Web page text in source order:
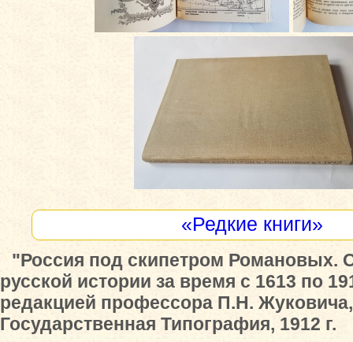
«Редкие книги»
"Россия под скипетром Романовых.
русской истории за время с 1613 по
редакцией профессора П.Н.
Государственная Типография, 1912 г.